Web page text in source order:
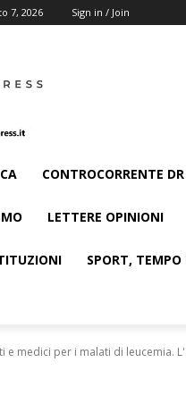
7, 2026 Sign in / Join
CONTROCORRENTE
LETTERE OPINIONI
SPORT, TEMPO
e medici per i malati di leucemia.